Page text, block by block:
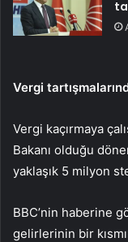
Vergi
Vergi kaçırmaya
Bakanı olduğu
yaklaşık 5 milyon
BBC’nin haberine
gelirlerinin bir